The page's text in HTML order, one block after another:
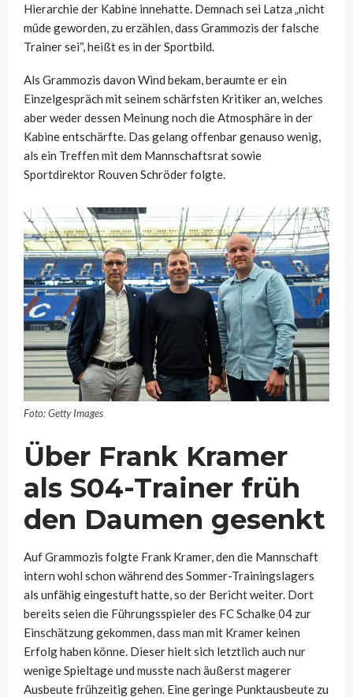
Hierarchie der Kabine innehatte. Demnach sei Latza „nicht
müde geworden, zu erzählen, dass Grammozis der falsche
Trainer sei“, heißt es in der Sportbild.
Als Grammozis davon Wind bekam, beraumte er ein
Einzelgespräch mit seinem schärfsten Kritiker an, welches
aber weder dessen Meinung noch die Atmosphäre in der
Kabine entschärfte. Das gelang offenbar genauso wenig,
als ein Treffen mit dem Mannschaftsrat sowie
Sportdirektor Rouven Schröder folgte.
Foto: Getty Images
Über Frank Kramer
als S04-Trainer früh
den Daumen gesenkt
Auf Grammozis folgte Frank Kramer, den die Mannschaft
intern wohl schon während des Sommer-Trainingslagers
als unfähig eingestuft hatte, so der Bericht weiter. Dort
bereits seien die Führungsspieler des FC Schalke 04 zur
Einschätzung gekommen, dass man mit Kramer keinen
Erfolg haben könne. Dieser hielt sich letztlich auch nur
wenige Spieltage und musste nach äußerst magerer
Ausbeute frühzeitig gehen. Eine geringe Punktausbeute zu